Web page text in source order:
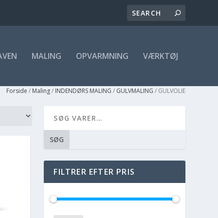
MALING OPVARMNING VÆRKTØJ
Forside / Maling/ INDENDØRS MALING / GULVMALING / GULVOLIE
SØG
FILTRER EFTER PRIS